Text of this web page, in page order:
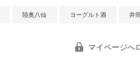
陸奥八仙 ヨーグルト酒 井
マイページへ